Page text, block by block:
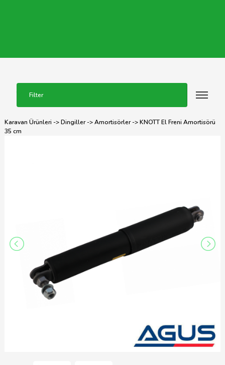
Filter
Karavan Ürünleri ->Dingiller->Amortisörler-> KNOTT El Freni Amortisörü
35 cm